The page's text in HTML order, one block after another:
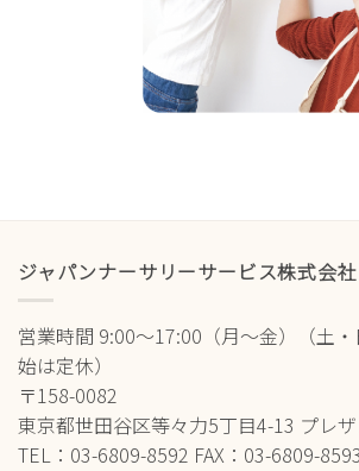
ジャパンナーサリーサービス株式会社
営業時間 9:00～17:00（月～金）（土
始は定休）
〒158-0082
東京都世田谷区等々力5丁目4-13 プレ
TEL：03-6809-8592 FAX：03-6809-8593